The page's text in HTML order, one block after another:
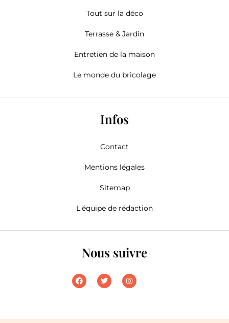
Tout sur la déco
Terrasse & Jardin
Entretien de la maison
Le monde du bricolage
Infos
Contact
Mentions légales
Sitemap
L'équipe de rédaction
Nous suivre